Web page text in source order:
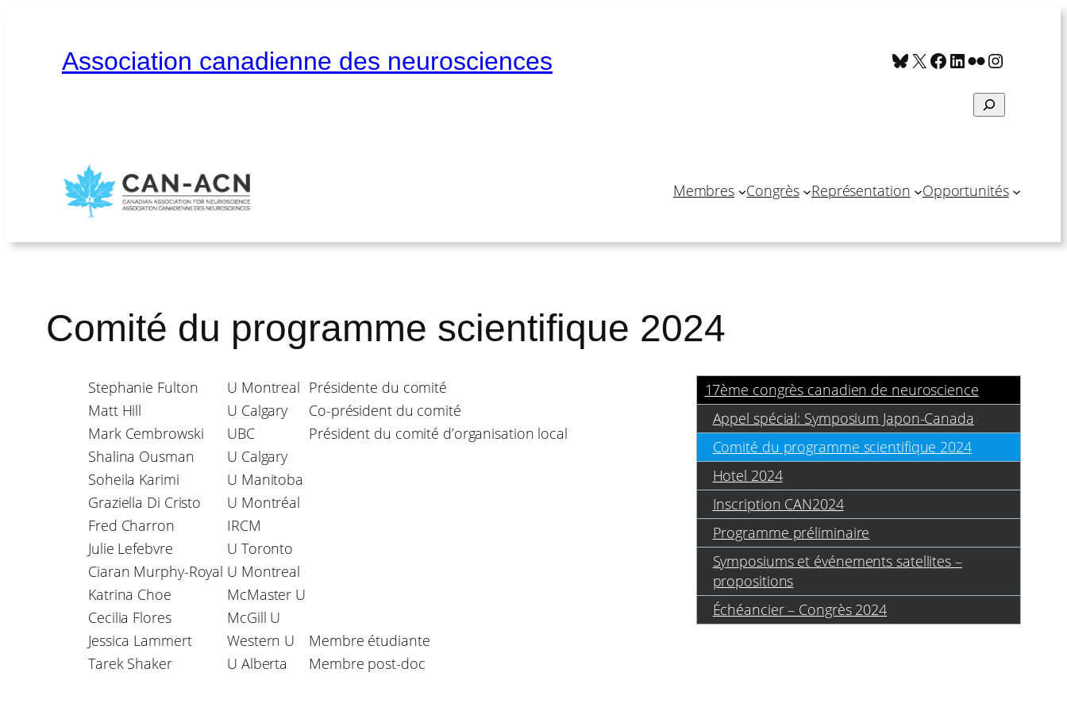
Association canadienne des neurosciences Bluesky
X Facebook
LinkedIn
Flickr
Search
Membres Congrès Représentation Opportunités
Comité du programme scientifique 2024
Stephanie Fulton U Montreal Présidente du comité
Matt Hill
U Calgary
Co-président du comité
Mark Cembrowski
UBC
Président du comité d’organisation local
Shalina Ousman
U Calgary
Soheila Karimi
U Manitoba
Graziella Di Cristo
U Montréal
Fred Charron
IRCM
Julie Lefebvre
U Toronto
Ciaran Murphy-Royal U Montreal
Katrina Choe
McMaster U
Cecilia Flores
McGill U
Jessica Lammert
Western U
Membre étudiante
Tarek Shaker
U Alberta Membre post-doc
17ème congrès canadien de neuroscience
Appel spécial: Symposium Japon-Canada
Comité du programme scientifique 2024
Hotel 2024
Inscription CAN2024
Programme préliminaire
Symposiums et événements satellites –
propositions
Échéancier – Congrès 2024